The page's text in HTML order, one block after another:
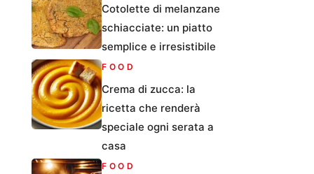
Cotolette di melanzane
schiacciate: un piatto
semplice e irresistibile
FOOD
Crema di zucca: la
ricetta che renderà
speciale ogni serata a
casa
FOOD